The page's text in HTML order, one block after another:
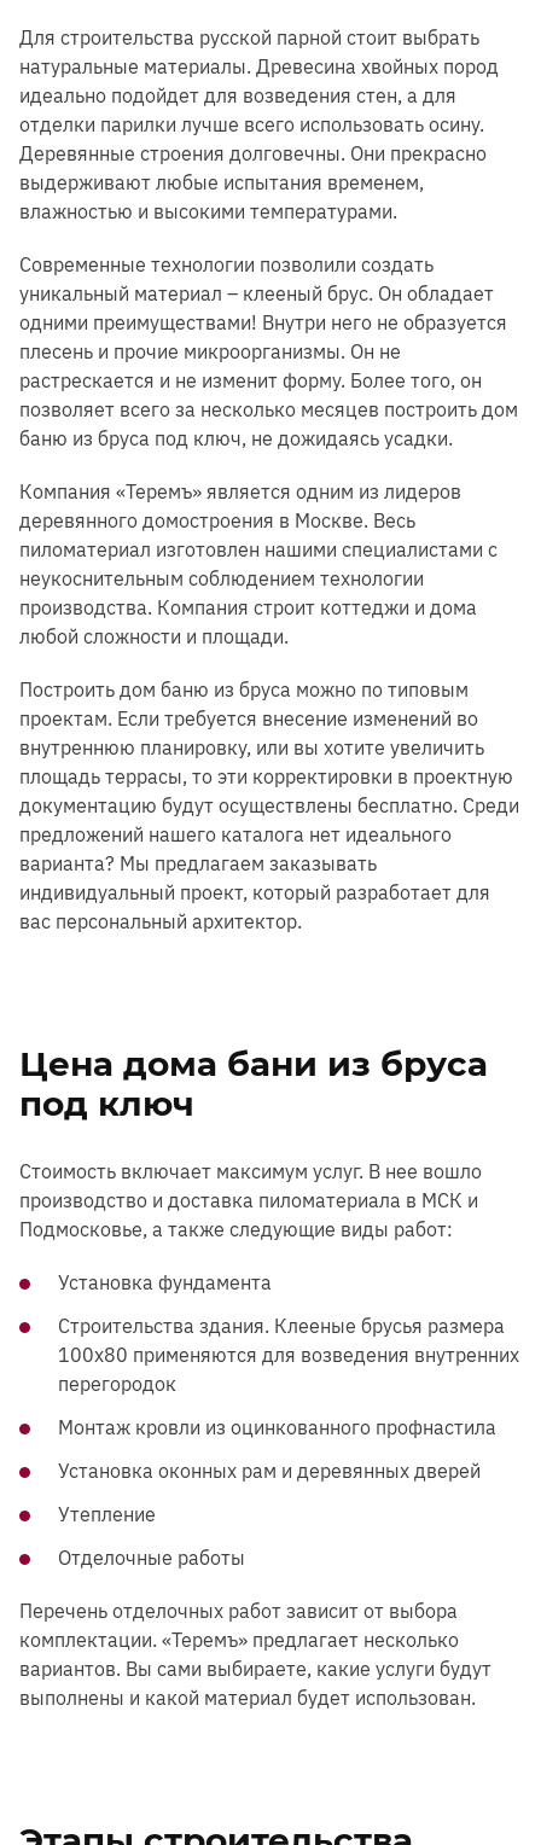
Для строительства русской парной стоит выбрать
натуральные материалы. Древесина хвойных пород
идеально подойдет для возведения стен, а для
отделки парилки лучше всего использовать осину.
Деревянные строения долговечны. Они прекрасно
выдерживают любые испытания временем,
влажностью и высокими температурами.
Современные технологии позволили создать
уникальный материал – клееный брус. Он обладает
одними преимуществами! Внутри него не образуется
плесень и прочие микроорганизмы. Он не
растрескается и не изменит форму. Более того, он
позволяет всего за несколько месяцев построить дом
баню из бруса под ключ, не дожидаясь усадки.
Компания «Теремъ» является одним из лидеров
деревянного домостроения в Москве. Весь
пиломатериал изготовлен нашими специалистами с
неукоснительным соблюдением технологии
производства. Компания строит коттеджи и дома
любой сложности и площади.
Построить дом баню из бруса можно по типовым
проектам. Если требуется внесение изменений во
внутреннюю планировку, или вы хотите увеличить
площадь террасы, то эти корректировки в проектную
документацию будут осуществлены бесплатно. Среди
предложений нашего каталога нет идеального
варианта? Мы предлагаем заказывать
индивидуальный проект, который разработает для
вас персональный архитектор.
Цена дома бани из бруса
под ключ
Стоимость включает максимум услуг. В нее вошло
производство и доставка пиломатериала в МСК и
Подмосковье, а также следующие виды работ:
Установка фундамента
Строительства здания. Клееные брусья размера
100х80 применяются для возведения внутренних
перегородок
Монтаж кровли из оцинкованного профнастила
Установка оконных рам и деревянных дверей
Утепление
Отделочные работы
Перечень отделочных работ зависит от выбора
комплектации. «Теремъ» предлагает несколько
вариантов. Вы сами выбираете, какие услуги будут
выполнены и какой материал будет использован.